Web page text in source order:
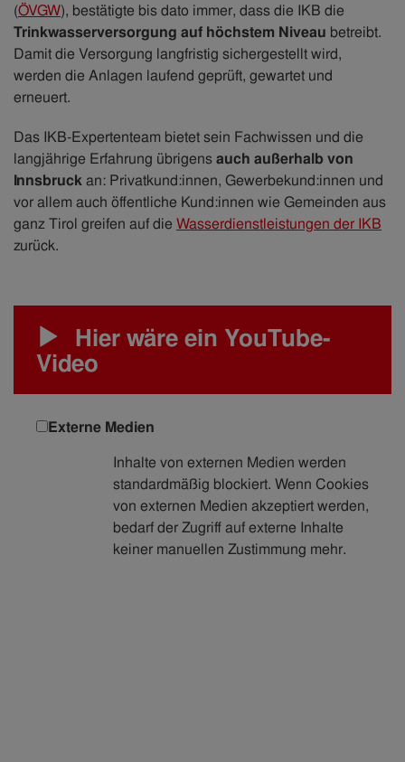
(ÖVGW), bestätigte bis dato immer, dass die IKB die
Trinkwasserversorgung auf höchstem Niveau betreibt.
Damit die Versorgung langfristig sichergestellt wird,
werden die Anlagen laufend geprüft, gewartet und
erneuert.
Das IKB-Expertenteam bietet sein Fachwissen und die
langjährige Erfahrung übrigensauch außerhalb von
Innsbruckan: Privatkund:innen, Gewerbekund:innen und
vor allem auch öffentliche Kund:innen wie Gemeinden aus
ganz Tirol greifen auf die Wasserdienstleistungen der IKB
zurück.
Hier wäre ein YouTube-
Video
Externe Medien
Inhalte von externen Medien werden
standardmäßig blockiert. Wenn Cookies
von externen Medien akzeptiert werden,
bedarf der Zugriff auf externe Inhalte
keiner manuellen Zustimmung mehr.